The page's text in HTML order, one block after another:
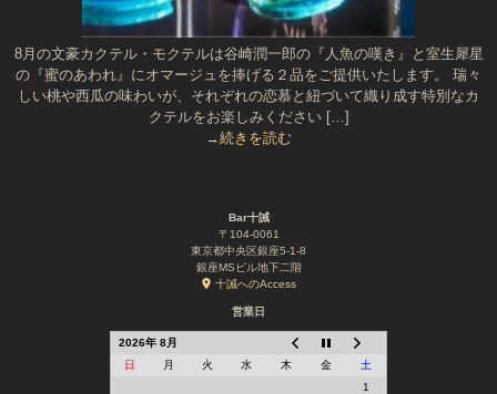
8月の文豪カクテル・モクテルは谷崎潤一郎の『人魚の嘆き』と室生犀星
の『蜜のあわれ』にオマージュを捧げる２品をご提供いたします。 瑞々
しい桃や西瓜の味わいが、それぞれの恋慕と紐づいて織り成す特別なカ
クテルをお楽しみください […]
→続きを読む
Bar十誡
〒104-0061
東京都中央区銀座5-1-8
銀座MSビル地下二階
十誡へのAccess
営業日
2026年 8月
日
月 火 水 木 金
土
1